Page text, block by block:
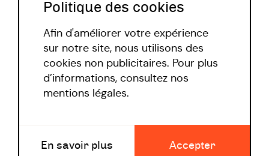
Politique covid
Politique des cookies
Afin d'améliorer votre expérience
sur notre site, nous utilisons des
cookies non publicitaires. Pour plus
d’informations, consultez nos
mentions légales.
En savoir plus Accepter